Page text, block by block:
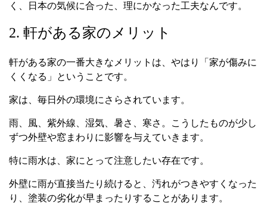
く、日本の気候に合った、理にかなった工夫なんです。
2. 軒がある家のメリット
軒がある家の一番大きなメリットは、やはり「家が傷みに
くくなる」ということです。
家は、毎日外の環境にさらされています。
雨、風、紫外線、湿気、暑さ、寒さ。こうしたものが少し
ずつ外壁や窓まわりに影響を与えていきます。
特に雨水は、家にとって注意したい存在です。
外壁に雨が直接当たり続けると、汚れがつきやすくなった
り、塗装の劣化が早まったりすることがあります。